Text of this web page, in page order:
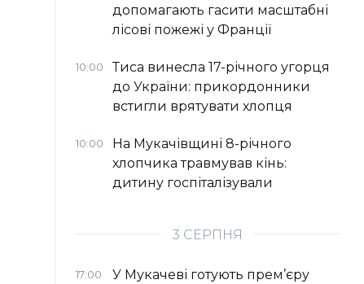
допомагають гасити масштабні
лісові пожежі у Франції
10:00
Тиса винесла 17-річного угорця
до України: прикордонники
встигли врятувати хлопця
10:00
На Мукачівщині 8-річного
хлопчика травмував кінь:
дитину госпіталізували
3 СЕРПНЯ
17:00
У Мукачеві готують прем’єру